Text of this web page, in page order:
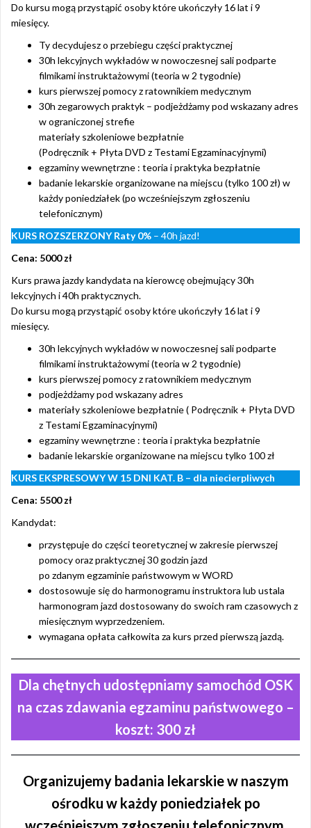
Do kursu mogą przystąpić osoby które ukończyły 16 lat i 9
miesięcy.
Ty decydujesz o przebiegu części praktycznej
30h lekcyjnych wykładów w nowoczesnej sali podparte
filmikami instruktażowymi (teoria w 2 tygodnie)
kurs pierwszej pomocy z ratownikiem medycznym
30h zegarowych praktyk – podjeżdżamy pod wskazany adres
w ograniczonej strefie
materiały szkoleniowe bezpłatnie
(Podręcznik + Płyta DVD z Testami Egzaminacyjnymi)
egzaminy wewnętrzne : teoria i praktyka bezpłatnie
badanie lekarskie organizowane na miejscu (tylko 100 zł) w
każdy poniedziałek (po wcześniejszym zgłoszeniu
telefonicznym)
KURS ROZSZERZONY Raty 0% – 40h jazd!
Cena: 5000 zł
Kurs prawa jazdy kandydata na kierowcę obejmujący 30h
lekcyjnych i 40h praktycznych.
Do kursu mogą przystąpić osoby które ukończyły 16 lat i 9
miesięcy.
30h lekcyjnych wykładów w nowoczesnej sali podparte
filmikami instruktażowymi (teoria w 2 tygodnie)
kurs pierwszej pomocy z ratownikiem medycznym
podjeżdżamy pod wskazany adres
materiały szkoleniowe bezpłatnie ( Podręcznik + Płyta DVD
z Testami Egzaminacyjnymi)
egzaminy wewnętrzne : teoria i praktyka bezpłatnie
badanie lekarskie organizowane na miejscu tylko 100 zł
KURS EKSPRESOWY W 15 DNI KAT. B – dla niecierpliwych
Cena: 5500 zł
Kandydat:
przystępuje do części teoretycznej w zakresie pierwszej
pomocy oraz praktycznej 30 godzin jazd
po zdanym egzaminie państwowym w WORD
dostosowuje się do harmonogramu instruktora lub ustala
harmonogram jazd dostosowany do swoich ram czasowych z
miesięcznym wyprzedzeniem.
wymagana opłata całkowita za kurs przed pierwszą jazdą.
Dla chętnych udostępniamy samochód OSK
na czas zdawania egzaminu państwowego –
koszt: 300 zł
Organizujemy badania lekarskie w naszym
ośrodku w każdy poniedziałek po